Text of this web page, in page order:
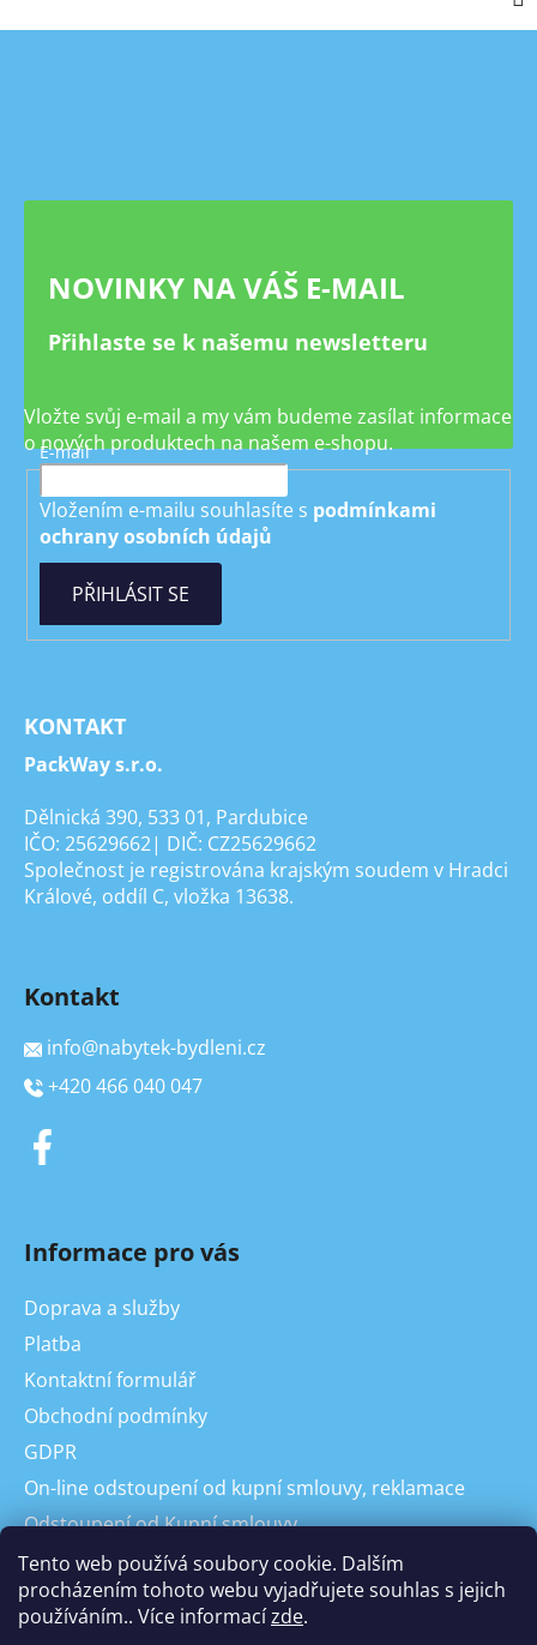
Tento web používá soubory cookie. Dalším
procházením tohoto webu vyjadřujete souhlas s jejich
používáním.. Více informacízde.
Z
NOVINKY NA VÁŠ E-MAIL
Přihlaste se k našemu newsletteru
Vložte svůj e-mail a my vám budeme zasílat informace
o nových produktech na našem e-shopu.
E-mail
Vložením e-mailu souhlasíte s podmínkami
ochrany osobních údajů
PŘIHLÁSIT SE
KONTAKT
PackWay s.r.o.
Dělnická 390, 533 01, Pardubice
IČO: 25629662| DIČ: CZ25629662
Společnost je registrována krajským soudem v Hradci
Králové, oddíl C, vložka 13638.
Kontakt
info@nabytek-bydleni.cz
+420 466 040 047
Informace pro vás
Doprava a služby
Platba
Kontaktní formulář
Obchodní podmínky
GDPR
On-line odstoupení od kupní smlouvy, reklamace
Odstoupení od Kupní smlouvy
Reklamace